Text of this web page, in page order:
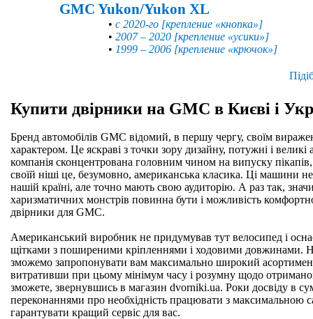
GMC Yukon/Yukon XL
• с 2020-го [крепление «кнопка»]
• 2007 – 2020 [крепление «усики»]
• 1999 – 2006 [крепление «крючок»]
Купити двірники на GMC в Києві і
Бренд автомобілів GMC відомий, в першу чергу, своїм
характером. Це яскраві з точки зору дизайну, потужні і
компанія сконцентрована головним чином на випуску пікапів,
своїй ніші це, безумовно, американська класика. Ці машини
нашій країні, але точно мають свою аудиторію. А раз так,
харизматичних монстрів повинна бути і можливість
двірники для GMC.
Американський виробник не придумував тут велосипед і
щітками з поширеними кріпленнями і ходовими довжинами.
зможемо запропонувати вам максимально широкий
витративши при цьому мінімум часу і розумну щодо
зможете, звернувшись в магазин dvorniki.ua. Роки досвіду в
переконаннями про необхідність працювати з максимальною
гарантувати кращий сервіс для вас.